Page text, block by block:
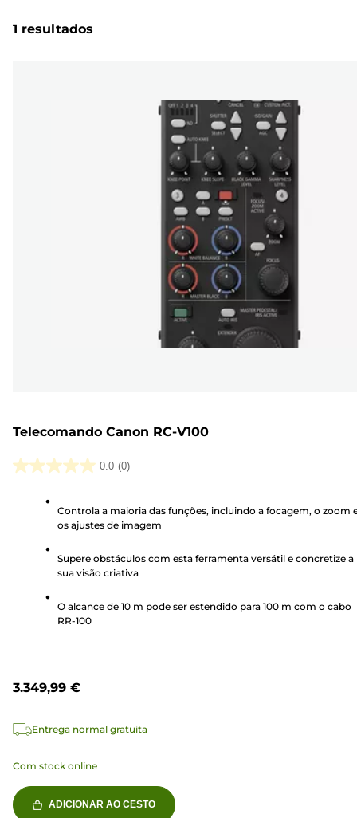
1 resultados
Telecomando Canon RC-V100
0.0 (0)
0.0
estrelas.
Controla a maioria das funções, incluindo a focagem, o zoom
os ajustes de imagem
Supere obstáculos com esta ferramenta versátil e concretize a
sua visão criativa
O alcance de 10 m pode ser estendido para 100 m com o cabo
RR-100
3.349,99 €
Entrega normal gratuita
Com stock online
ADICIONAR AO CESTO